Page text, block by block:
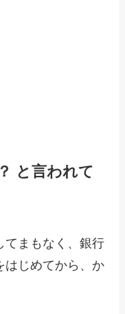
と言われて
てまもなく、銀行
はじめてから、か